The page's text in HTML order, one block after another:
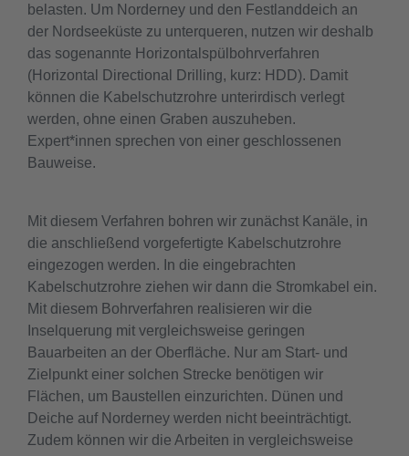
belasten. Um Norderney und den Festlanddeich an
der Nordseeküste zu unterqueren, nutzen wir deshalb
das sogenannte Horizontalspülbohrverfahren
(Horizontal Directional Drilling, kurz: HDD). Damit
können die Kabelschutzrohre unterirdisch verlegt
werden, ohne einen Graben auszuheben.
Expert*innen sprechen von einer geschlossenen
Bauweise.
Mit diesem Verfahren bohren wir zunächst Kanäle, in
die anschließend vorgefertigte Kabelschutzrohre
eingezogen werden. In die eingebrachten
Kabelschutzrohre ziehen wir dann die Stromkabel ein.
Mit diesem Bohrverfahren realisieren wir die
Inselquerung mit vergleichsweise geringen
Bauarbeiten an der Oberfläche. Nur am Start- und
Zielpunkt einer solchen Strecke benötigen wir
Flächen, um Baustellen einzurichten. Dünen und
Deiche auf Norderney werden nicht beeinträchtigt.
Zudem können wir die Arbeiten in vergleichsweise